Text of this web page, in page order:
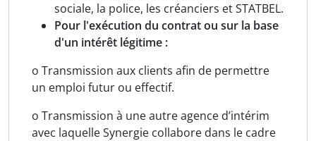
sociale, la police, les créanciers et STATBEL.
Pour l'exécution du contrat ou sur la base
d'un intérêt légitime :
o Transmission aux clients afin de permettre
un emploi futur ou effectif.
o Transmission à une autre agence d’intérim
avec laquelle Synergie collabore dans le cadre